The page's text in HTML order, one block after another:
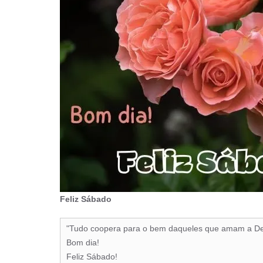
Feliz Sábado
"Tudo coopera para o bem daqueles que amam a
Bom dia!
Feliz Sábado!